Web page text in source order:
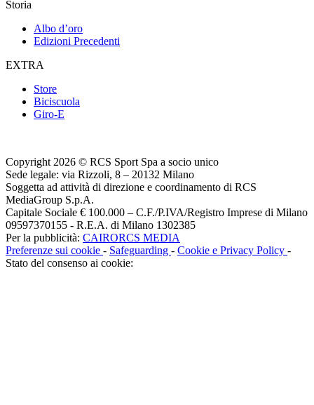
Storia
Albo d’oro
Edizioni Precedenti
EXTRA
Store
Biciscuola
Giro-E
Copyright 2026 © RCS Sport Spa a socio unico
Sede legale: via Rizzoli, 8 – 20132 Milano
Soggetta ad attività di direzione e coordinamento di RCS
MediaGroup S.p.A.
Capitale Sociale € 100.000 – C.F./P.IVA/Registro Imprese di Milano
09597370155 - R.E.A. di Milano 1302385
Per la pubblicità: CAIRORCS MEDIA
Preferenze sui cookie - Safeguarding - Cookie e Privacy Policy -
Stato del consenso ai cookie: